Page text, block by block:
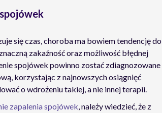
się czas, choroba ma bowiem tendencję do
zakaźność oraz możliwość błędnej
spojówek powinno zostać zdiagnozowane
korzystając z najnowszych osiągnięć
o wdrożeniu takiej, a nie innej terapii.
zapalenia spojówek, należy wiedzieć, że z